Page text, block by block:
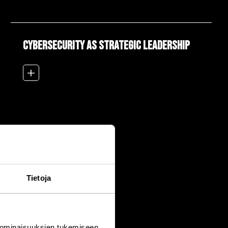
Tietoja
Cybersecurity as Strategic Leadership
add_2